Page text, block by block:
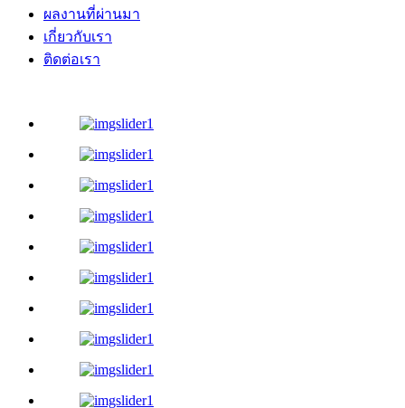
ผลงานที่ผ่านมา
เกี่ยวกับเรา
ติดต่อเรา